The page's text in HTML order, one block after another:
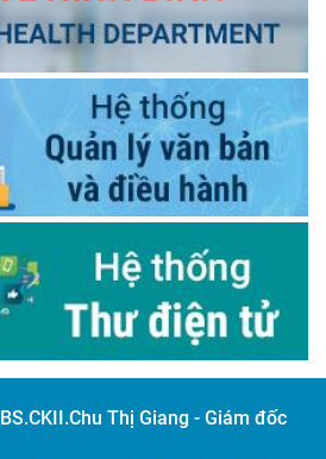
BS.CKII.Chu Thị Giang - Giám đốc